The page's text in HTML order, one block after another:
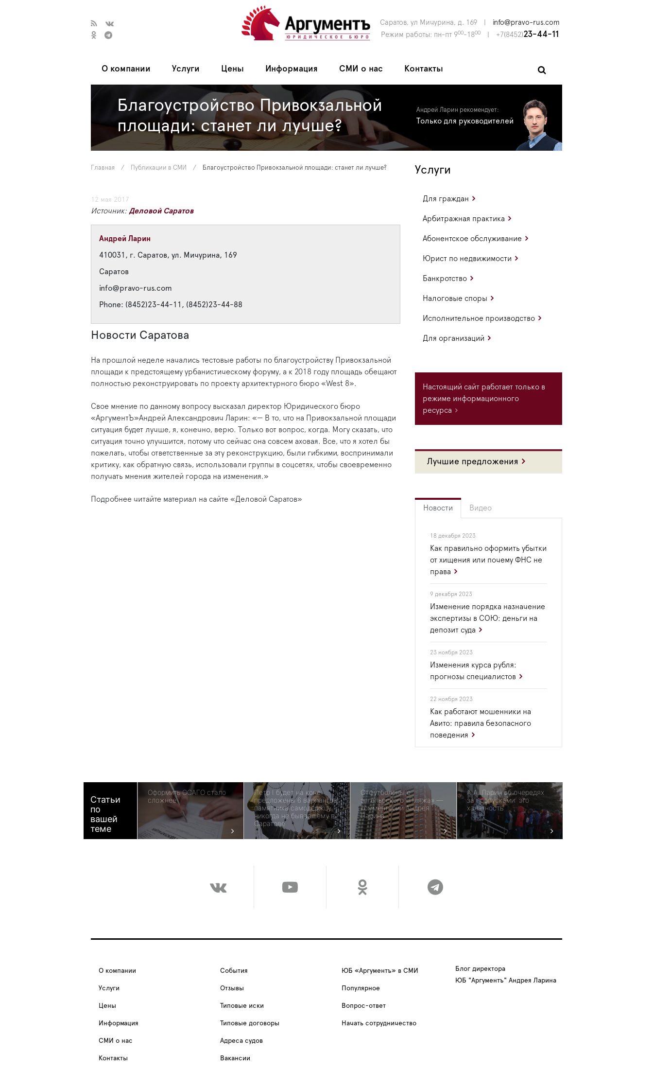
Саратов, ул Мичурина, д. 169
info@pravo-rus.com
Режим работы: пн-пт 900-1800 +7(8452)23-44-11
О компании Услуги Цены Информация СМИ о нас Контакты
Благоустройство Привокзальной
площади: станет ли лучше?
Андрей Ларин рекомендует:
Только для руководителей
Главная / Публикации в СМИ / Благоустройство Привокзальной площади: станет ли лучше?
12 мая 2017
Источник: Деловой Саратов
Андрей Ларин
410031, г. Саратов, ул. Мичурина, 169
Саратов
info@pravo-rus.com
Phone: (8452)23-44-11, (8452)23-44-88
Новости Саратова
На прошлой неделе начались тестовые работы по благоустройству Привокзальной
площади к предстоящему урбанистическому форуму, а к 2018 году площадь обещают
полностью реконструировать по проекту архитектурного бюро «West 8».
Свое мнение по данному вопросу высказал директор Юридического бюро
«АргументЪ»Андрей Александрович Ларин: «— В то, что на Привокзальной площади
ситуация будет лучше, я, конечно, верю. Только вот вопрос, когда. Могу сказать, что
ситуация точно улучшится, потому что сейчас она совсем аховая. Все, что я хотел бы
пожелать, чтобы ответственные за эту реконструкцию, были гибкими, воспринимали
критику, как обратную связь, использовали группы в соцсетях, чтобы своевременно
получать мнения жителей города на изменения.»
Подробнее читайте материал на сайте «Деловой Саратов»
Услуги
Для граждан
Арбитражная практика
Абонентское обслуживание
Юрист по недвижимости
Банкротство
Налоговые споры
Исполнительное производство
Для организаций
Настоящий сайт работает только в
режиме информационного
ресурса
Лучшие предложения
Новости Видео
18 декабря 2023
Как правильно оформить убытки
от хищения или почему ФНС не
права
9 декабря 2023
Изменение порядка назначение
экспертизы в СОЮ: деньги на
депозит суда
23 ноября 2023
Изменения курса рубля:
прогнозы специалистов
22 ноября 2023
Как работают мошенники на
Авито: правила безопасного
поведения
Статьи
по
вашей
теме
Оформить ОСАГО стало
сложнее
Петр I будет на коне:
предложены 6 вариантов
памятника самодержцу,
никогда не бывавшему в
Саратове
Отфутболены с
энгельсского «Пляжа» —
комментарий Андрея
Ларина
А.А. Ларин об очередях
за пропусками: это
халатность
О компании
Услуги
Цены
Информация
СМИ о нас
Контакты
События
Отзывы
Типовые иски
Типовые договоры
Адреса судов
Вакансии
ЮБ «Аргументъ» в СМИ
Популярное
Вопрос-ответ
Начать сотрудничество
Блог директора
ЮБ "Аргументъ" Андрея Ларина